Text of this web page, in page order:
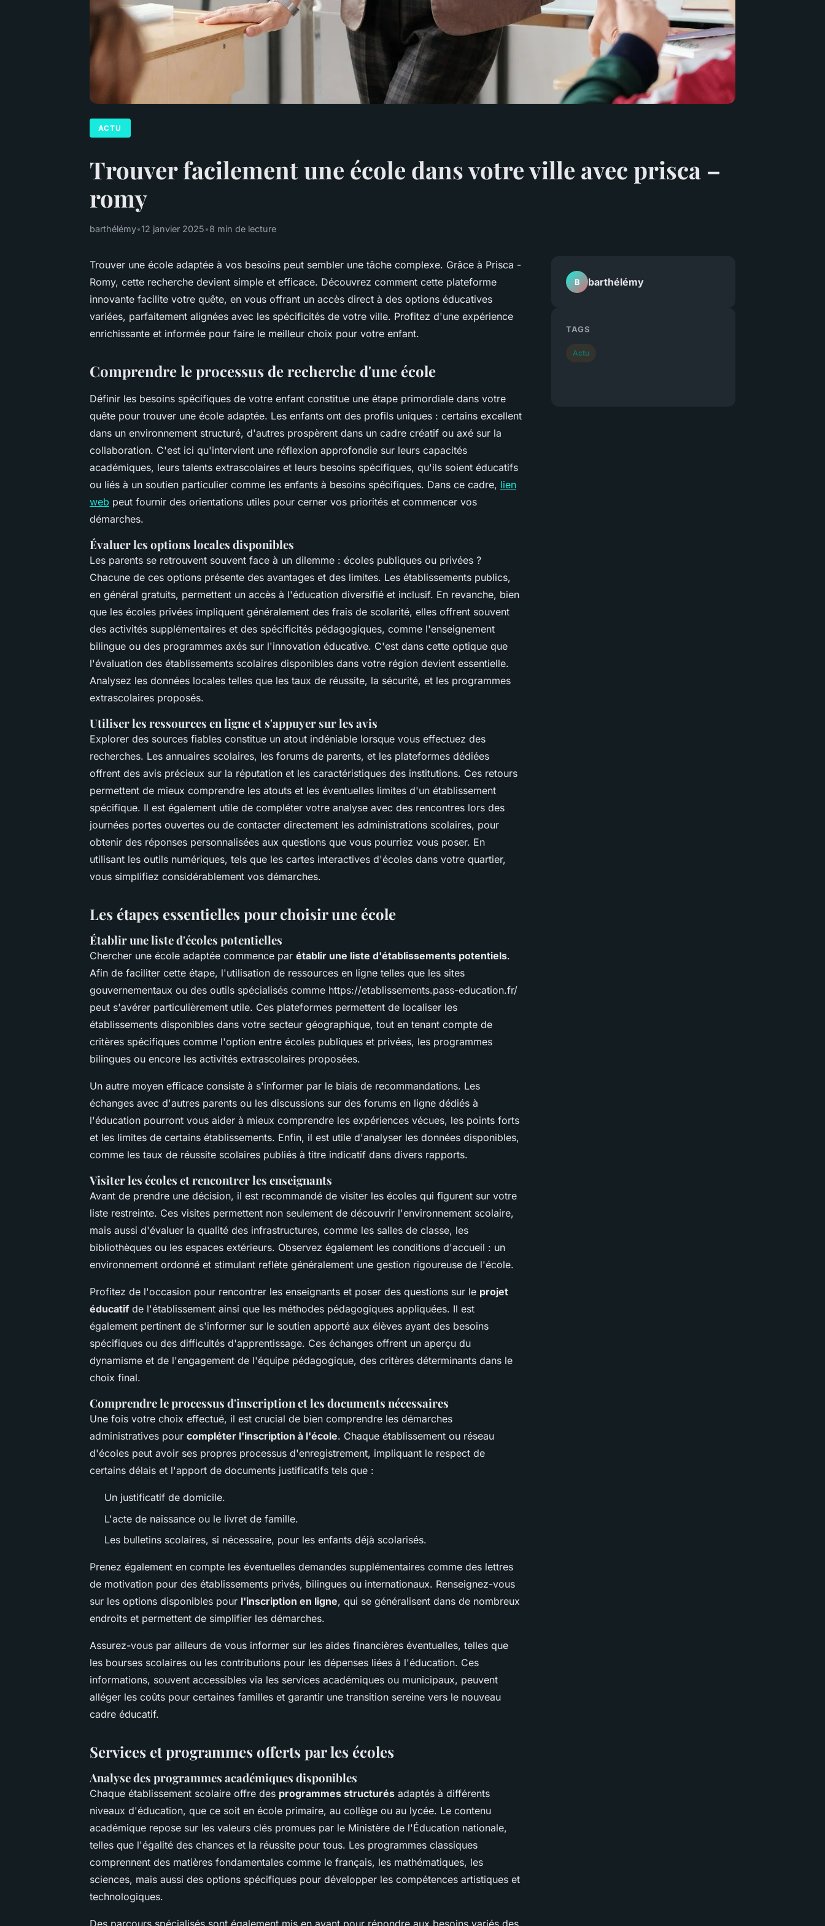
ACTU
Trouver facilement une école dans votre ville avec prisca –
romy
barthélémy•12 janvier 2025•8 min de lecture
Trouver une école adaptée à vos besoins peut sembler une tâche complexe. Grâce à Prisca -
Romy, cette recherche devient simple et efficace. Découvrez comment cette plateforme
innovante facilite votre quête, en vous offrant un accès direct à des options éducatives
variées, parfaitement alignées avec les spécificités de votre ville. Profitez d'une expérience
enrichissante et informée pour faire le meilleur choix pour votre enfant.
Comprendre le processus de recherche d'une école
Définir les besoins spécifiques de votre enfant constitue une étape primordiale dans votre
quête pour trouver une école adaptée. Les enfants ont des profils uniques : certains excellent
dans un environnement structuré, d'autres prospèrent dans un cadre créatif ou axé sur la
collaboration. C'est ici qu'intervient une réflexion approfondie sur leurs capacités
académiques, leurs talents extrascolaires et leurs besoins spécifiques, qu'ils soient éducatifs
ou liés à un soutien particulier comme les enfants à besoins spécifiques. Dans ce cadre, lien
web peut fournir des orientations utiles pour cerner vos priorités et commencer vos
démarches.
Évaluer les options locales disponibles
Les parents se retrouvent souvent face à un dilemme : écoles publiques ou privées ?
Chacune de ces options présente des avantages et des limites. Les établissements publics,
en général gratuits, permettent un accès à l'éducation diversifié et inclusif. En revanche, bien
que les écoles privées impliquent généralement des frais de scolarité, elles offrent souvent
des activités supplémentaires et des spécificités pédagogiques, comme l'enseignement
bilingue ou des programmes axés sur l'innovation éducative. C'est dans cette optique que
l'évaluation des établissements scolaires disponibles dans votre région devient essentielle.
Analysez les données locales telles que les taux de réussite, la sécurité, et les programmes
extrascolaires proposés.
Utiliser les ressources en ligne et s'appuyer sur les avis
Explorer des sources fiables constitue un atout indéniable lorsque vous effectuez des
recherches. Les annuaires scolaires, les forums de parents, et les plateformes dédiées
offrent des avis précieux sur la réputation et les caractéristiques des institutions. Ces retours
permettent de mieux comprendre les atouts et les éventuelles limites d'un établissement
spécifique. Il est également utile de compléter votre analyse avec des rencontres lors des
journées portes ouvertes ou de contacter directement les administrations scolaires, pour
obtenir des réponses personnalisées aux questions que vous pourriez vous poser. En
utilisant les outils numériques, tels que les cartes interactives d'écoles dans votre quartier,
vous simplifiez considérablement vos démarches.
Les étapes essentielles pour choisir une école
Établir une liste d'écoles potentielles
Chercher une école adaptée commence par établir une liste d'établissements potentiels.
Afin de faciliter cette étape, l'utilisation de ressources en ligne telles que les sites
gouvernementaux ou des outils spécialisés comme https://etablissements.pass-education.fr/
peut s'avérer particulièrement utile. Ces plateformes permettent de localiser les
établissements disponibles dans votre secteur géographique, tout en tenant compte de
critères spécifiques comme l'option entre écoles publiques et privées, les programmes
bilingues ou encore les activités extrascolaires proposées.
Un autre moyen efficace consiste à s'informer par le biais de recommandations. Les
échanges avec d'autres parents ou les discussions sur des forums en ligne dédiés à
l'éducation pourront vous aider à mieux comprendre les expériences vécues, les points forts
et les limites de certains établissements. Enfin, il est utile d'analyser les données disponibles,
comme les taux de réussite scolaires publiés à titre indicatif dans divers rapports.
Visiter les écoles et rencontrer les enseignants
Avant de prendre une décision, il est recommandé de visiter les écoles qui figurent sur votre
liste restreinte. Ces visites permettent non seulement de découvrir l'environnement scolaire,
mais aussi d'évaluer la qualité des infrastructures, comme les salles de classe, les
bibliothèques ou les espaces extérieurs. Observez également les conditions d'accueil : un
environnement ordonné et stimulant reflète généralement une gestion rigoureuse de l'école.
Profitez de l'occasion pour rencontrer les enseignants et poser des questions sur le projet
éducatif de l'établissement ainsi que les méthodes pédagogiques appliquées. Il est
également pertinent de s'informer sur le soutien apporté aux élèves ayant des besoins
spécifiques ou des difficultés d'apprentissage. Ces échanges offrent un aperçu du
dynamisme et de l'engagement de l'équipe pédagogique, des critères déterminants dans le
choix final.
Comprendre le processus d'inscription et les documents nécessaires
Une fois votre choix effectué, il est crucial de bien comprendre les démarches
administratives pour compléter l'inscription à l'école. Chaque établissement ou réseau
d'écoles peut avoir ses propres processus d'enregistrement, impliquant le respect de
certains délais et l'apport de documents justificatifs tels que :
Un justificatif de domicile.
L'acte de naissance ou le livret de famille.
Les bulletins scolaires, si nécessaire, pour les enfants déjà scolarisés.
Prenez également en compte les éventuelles demandes supplémentaires comme des lettres
de motivation pour des établissements privés, bilingues ou internationaux. Renseignez-vous
sur les options disponibles pour l'inscription en ligne, qui se généralisent dans de nombreux
endroits et permettent de simplifier les démarches.
Assurez-vous par ailleurs de vous informer sur les aides financières éventuelles, telles que
les bourses scolaires ou les contributions pour les dépenses liées à l'éducation. Ces
informations, souvent accessibles via les services académiques ou municipaux, peuvent
alléger les coûts pour certaines familles et garantir une transition sereine vers le nouveau
cadre éducatif.
Services et programmes offerts par les écoles
Analyse des programmes académiques disponibles
Chaque établissement scolaire offre des programmes structurés adaptés à différents
niveaux d'éducation, que ce soit en école primaire, au collège ou au lycée. Le contenu
académique repose sur les valeurs clés promues par le Ministère de l'Éducation nationale,
telles que l'égalité des chances et la réussite pour tous. Les programmes classiques
comprennent des matières fondamentales comme le français, les mathématiques, les
sciences, mais aussi des options spécifiques pour développer les compétences artistiques et
technologiques.
Des parcours spécialisés sont également mis en avant pour répondre aux besoins variés des
B barthélémy
TAGS
Actu